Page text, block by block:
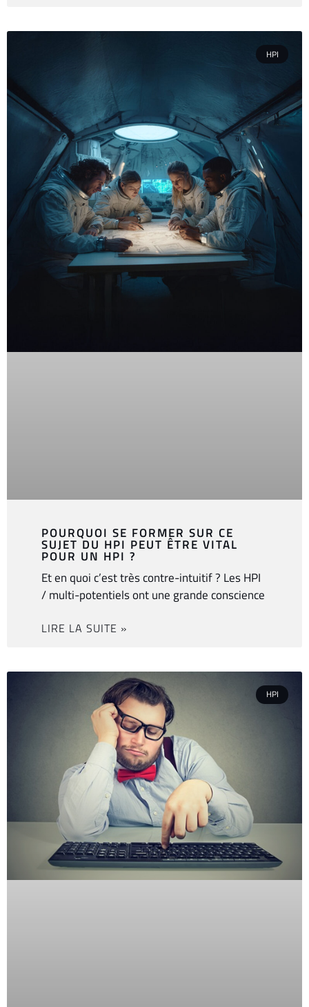
HPI
POURQUOI SE FORMER SUR CE
SUJET DU HPI PEUT ÊTRE VITAL
POUR UN HPI ?
Et en quoi c’est très contre-intuitif ? Les HPI
/ multi-potentiels ont une grande conscience
LIRE LA SUITE »
HPI